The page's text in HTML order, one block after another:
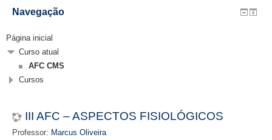
Português - Brasil ‎(pt_br)‎
Navegação
Página inicial
Curso atual
AFC CMS
Cursos
III AFC – ASPECTOS FISIOLÓGICOS
Professor: Marcus Oliveira